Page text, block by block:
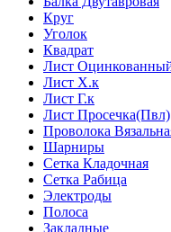
Круг
Уголок
Квадрат
Лист
Лист Х.к
Лист Г.к
Лист Просечка(Пвл)
Проволока
Шарниры
Сетка Кладочная
Сетка Рабица
Электроды
Полоса
Закладные